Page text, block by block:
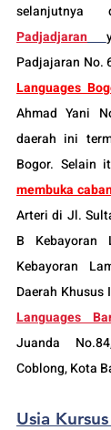
Padjadjaran
Padjajaran No.
Languages
Ahmad Yani
daerah ini
Bogor. Selain
membuka
Arteri di Jl.
B Kebayoran
Kebayoran
Daerah
Languages
Juanda
Coblong, Kota
Usia